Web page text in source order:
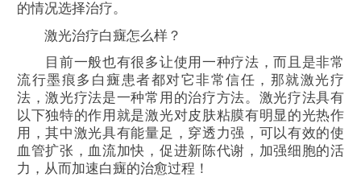
的情况选择治疗。
激光治疗白癍怎么样？
目前一般也有很多让使用一种疗法，而且是非常
流行墨痕多白癍患者都对它非常信任，那就激光疗
法，激光疗法是一种常用的治疗方法。激光疗法具有
以下独特的作用就是激光对皮肤粘膜有明显的光热作
用，其中激光具有能量足，穿透力强，可以有效的使
血管扩张，血流加快，促进新陈代谢，加强细胞的活
力，从而加速白癍的治愈过程！